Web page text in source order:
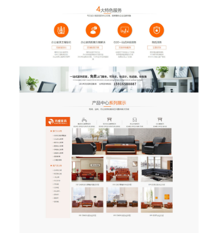
务遍布全球200多个国家和地区。目前主要生
产：油漆系列家具、胶板系列家具、酒店固装家
具与客房家具、软体系列家具和实木系列家具
等，其中红檀泰柚木家具深受全球消费者青睐。
我们秉承信誉至上，顾客至上的经营理念，以高
效的服务，质优的硬件设施，出色的后勤保障，
让您感受到宾至如归。真诚欢迎中外客商到鸿业